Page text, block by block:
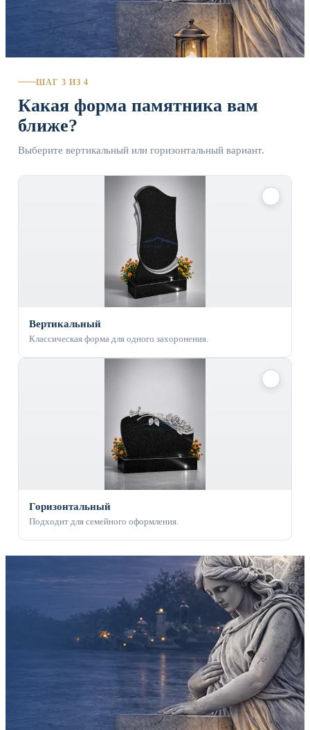
ШАГ 3 ИЗ 4
Какая форма памятника вам
ближе?
Выберите вертикальный или горизонтальный вариант.
Вертикальный
Классическая форма для одного захоронения.
Горизонтальный
Подходит для семейного оформления.